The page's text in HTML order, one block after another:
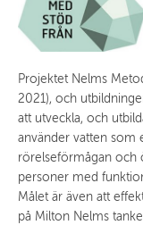
Projektet Nelms
2021), och
att utveckla, och
använder vatten som
rörelseförmågan och
personer med
Målet är även att
på Milton Nelms